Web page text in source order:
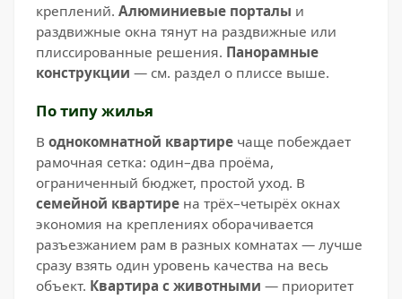
креплений. Алюминиевые порталы и
раздвижные окна тянут на раздвижные или
плиссированные решения. Панорамные
конструкции — см. раздел о плиссе выше.
По типу жилья
В однокомнатной квартире чаще побеждает
рамочная сетка: один–два проёма,
ограниченный бюджет, простой уход. В
семейной квартире на трёх–четырёх окнах
экономия на креплениях оборачивается
разъезжанием рам в разных комнатах — лучше
сразу взять один уровень качества на весь
объект. Квартира с животными — приоритет